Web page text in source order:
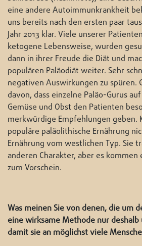
eine andere Autoimmunkrankheit
uns bereits nach den ersten paar
Jahr 2013 klar. Viele unserer
ketogene Lebensweise, wurden
dann in ihrer Freude die Diät und
populären Paläodiät weiter. Sehr
negativen Auswirkungen zu spüren.
davon, dass einzelne Paläo-Gurus
Gemüse und Obst den Patienten
merkwürdige Empfehlungen geben.
populäre paläolithische Ernährung
Ernährung vom westlichen Typ. Sie
anderen Charakter, aber es
zum Vorschein.
Was meinen Sie von denen, die um
eine wirksame Methode nur deshalb
damit sie an möglichst viele